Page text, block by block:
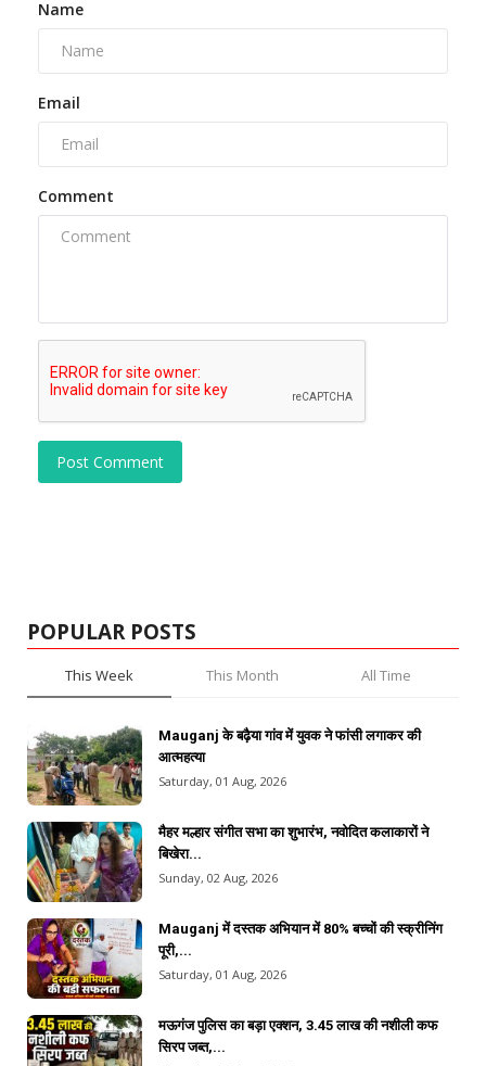
Name
Email
Comment
Post Comment
POPULAR POSTS
This Week This Month All Time
Mauganj के बढ़ैया गांव में युवक ने फांसी लगाकर की
आत्महत्या
Saturday, 01 Aug, 2026
मैहर मल्हार संगीत सभा का शुभारंभ, नवोदित कलाकारों ने
बिखेरा...
Sunday, 02 Aug, 2026
Mauganj में दस्तक अभियान में 80% बच्चों की स्क्रीनिंग
पूरी,...
Saturday, 01 Aug, 2026
मऊगंज पुलिस का बड़ा एक्शन, 3.45 लाख की नशीली कफ
सिरप जब्त,...